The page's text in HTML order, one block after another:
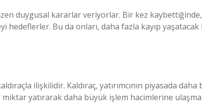
duygusal kararlar veriyorlar. Bir kez
hedeflerler. Bu da onları, daha fazla kayıp
ilişkilidir. Kaldıraç, yatırımcının piyasada
miktar yatırarak daha büyük işlem hacimlerine